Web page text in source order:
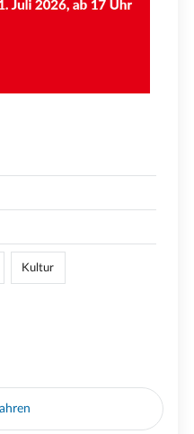
Kultur